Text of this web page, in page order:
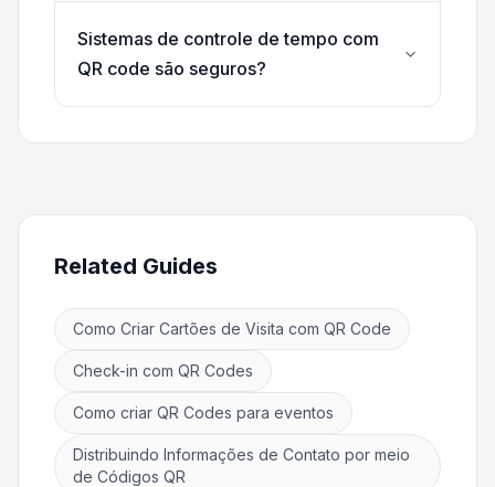
Sistemas de controle de tempo com
QR code são seguros?
Related Guides
Como Criar Cartões de Visita com QR Code
Check-in com QR Codes
Como criar QR Codes para eventos
Distribuindo Informações de Contato por meio
de Códigos QR